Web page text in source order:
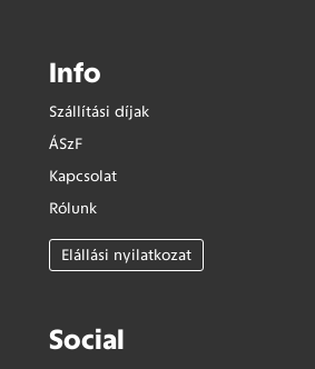
Info
Szállítási díjak
ÁSzF
Kapcsolat
Rólunk
Elállási nyilatkozat
Social